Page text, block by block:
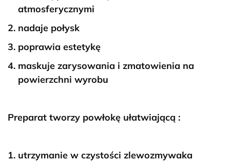
atmosferycznymi
nadaje połysk
poprawia estetykę
maskuje zarysowania i zmatowienia na
powierzchni wyrobu
Preparat tworzy powłokę ułatwiającą :
utrzymanie w czystości zlewozmywaka